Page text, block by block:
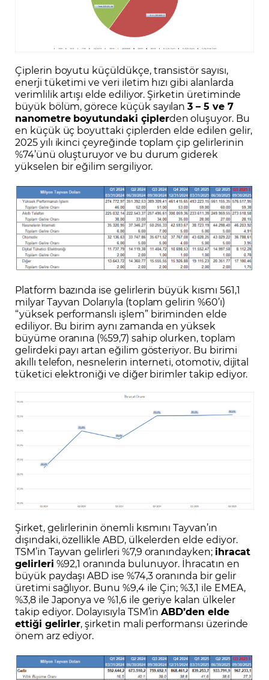
Çiplerin boyutu küçüldükçe, transistör sayısı,
enerji tüketimi ve veri iletim hızı gibi alanlarda
verimlilik artışı elde ediliyor. Şirketin üretiminde
büyük bölüm, görece küçük sayılan3 – 5 ve 7
nanometre boyutundaki çiplerden oluşuyor. Bu
en küçük üç boyuttaki çiplerden elde edilen gelir,
2025 yılı ikinci çeyreğinde toplam çip gelirlerinin
%74’ünü oluşturuyor ve bu durum giderek
yükselen bir eğilim sergiliyor.
Platform bazında ise gelirlerin büyük kısmı 561,1
milyar Tayvan Dolarıyla (toplam gelirin %60’ı)
“yüksek performanslı işlem” biriminden elde
ediliyor. Bu birim aynı zamanda en yüksek
büyüme oranına (%59,7) sahip olurken, toplam
gelirdeki payı artan eğilim gösteriyor. Bu birimi
akıllı telefon, nesnelerin interneti, otomotiv, dijital
tüketici elektroniği ve diğer birimler takip ediyor.
Şirket, gelirlerinin önemli kısmını Tayvan’ın
dışındaki, özellikle ABD, ülkelerden elde ediyor.
TSM’in Tayvan gelirleri %7,9 oranındayken; ihracat
gelirleri %92,1 oranında bulunuyor. İhracatın en
büyük paydaşı ABD ise %74,3 oranında bir gelir
üretimi sağlıyor. Bunu %9,4 ile Çin; %3,1 ile EMEA,
%3,8 ile Japonya ve %1,6 ile geriye kalan ülkeler
takip ediyor. Dolayısıyla TSM’inABD’den elde
ettiği gelirler, şirketin mali performansı üzerinde
önem arz ediyor.